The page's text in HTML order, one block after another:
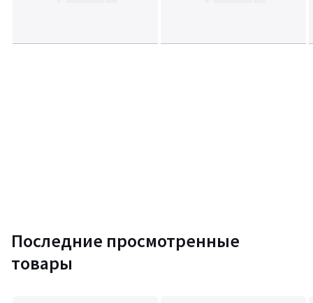
Последние просмотренные
товары